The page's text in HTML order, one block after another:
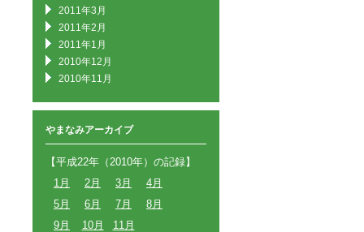
2011年3月
2011年2月
2011年1月
2010年12月
2010年11月
やまなみアーカイブ
【平成22年（2010年）の記録】
1月
2月 3月
4月
5月
6月 7月
8月
9月
10月 11月